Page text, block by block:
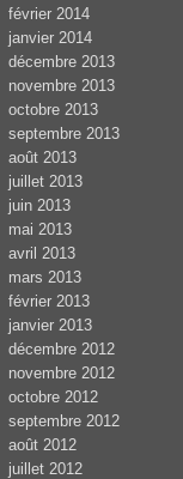
février 2014
janvier 2014
décembre 2013
novembre 2013
octobre 2013
septembre 2013
août 2013
juillet 2013
juin 2013
mai 2013
avril 2013
mars 2013
février 2013
janvier 2013
décembre 2012
novembre 2012
octobre 2012
septembre 2012
août 2012
juillet 2012